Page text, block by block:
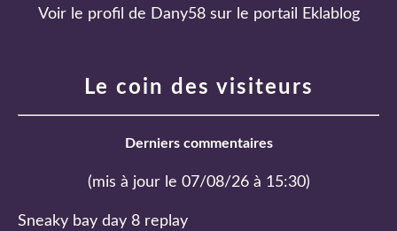
Voir le profil de Dany58sur le portail Eklablog
Le coin des visiteurs
Derniers commentaires
(mis à jour le 07/08/26 à 15:30)
Sneaky bay day 8 replay